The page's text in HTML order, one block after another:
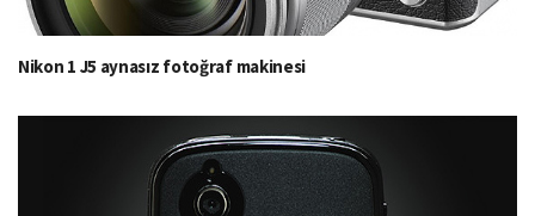
Nikon 1 J5 aynasız fotoğraf makinesi